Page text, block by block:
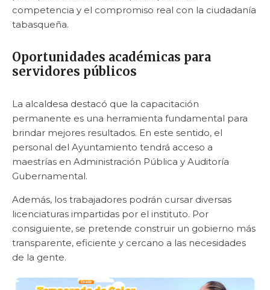
competencia y el compromiso real con la ciudadanía
tabasqueña.
Oportunidades académicas para
servidores públicos
La alcaldesa destacó que la capacitación
permanente es una herramienta fundamental para
brindar mejores resultados. En este sentido, el
personal del Ayuntamiento tendrá acceso a
maestrías en Administración Pública y Auditoría
Gubernamental.
Además, los trabajadores podrán cursar diversas
licenciaturas impartidas por el instituto. Por
consiguiente, se pretende construir un gobierno más
transparente, eficiente y cercano a las necesidades
de la gente.